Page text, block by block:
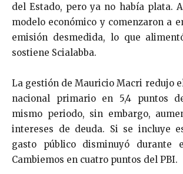
del Estado, pero ya no había plata.
modelo económico y comenzaron a
emisión desmedida, lo que
sostiene Scialabba.
La gestión de Mauricio Macri redujo
nacional primario en 5,4 puntos
mismo periodo, sin embargo,
intereses de deuda. Si se incluye
gasto público disminuyó durante
Cambiemos en cuatro puntos del PBI.